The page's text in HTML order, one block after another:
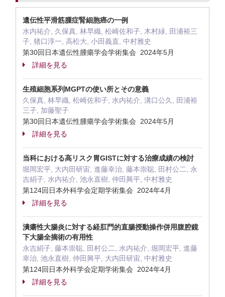
遺伝性平滑筋腫症腎細胞癌の一例
水内祐介, 久保真, 林早織, 松崎佐和子, 木村緑, 田浦裕三
子, 猪口淳一, 高松大, 小田義直, 中村雅史
第30回日本遺伝性腫瘍学会学術集会 2024年5月
詳細を見る
生殖細胞系列MGPTの使い所とその意義
久保真, 林早織, 松崎佐和子, 水内祐介, 溝口公久, 田浦裕
三子, 加藤聖子
第30回日本遺伝性腫瘍学会学術集会 2024年5月
詳細を見る
当科における高リスク胃GISTに対する治療成績の検討
堀岡宏平, 大内田研宙, 進藤幸治, 藤本崇聡, 田村公二, 永
吉絹子, 水内祐介, 池永直樹, 仲田興平, 中村雅史
第124回日本外科学会定期学術集会 2024年4月
詳細を見る
潰瘍性大腸炎に対する経肛門的直腸授動操作併用腹腔鏡
下大腸全摘術の有用性
永吉絹子, 藤本崇聡, 田村公二, 水内祐介, 堀岡宏平, 進藤
幸治, 池永直樹, 仲田興平, 大内田研宙, 中村雅史
第124回日本外科学会定期学術集会 2024年4月
詳細を見る